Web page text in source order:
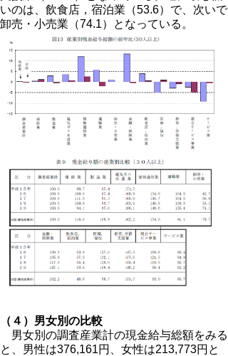
いのは、飲食店，宿泊業（53.6）で、次いで
卸売・小売業（74.1）となっている。
（４）男女別の比較
男女別の調査産業計の現金給与総額をみる
と、男性は376,161円、女性は213,773円と